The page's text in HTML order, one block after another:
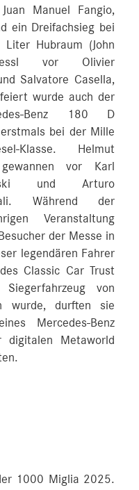
Manuel Fangio,
ein Dreifachsieg bei
Hubraum (John
vor Olivier
Salvatore Casella,
wurde auch der
Benz 180 D
bei der Mille
Klasse. Helmut
vor Karl
und Arturo
Während der
Veranstaltung
der Messe in
legendären Fahrer
Classic Car Trust
von
wurde, durften sie
Mercedes-Benz
Metaworld
1000 Miglia 2025.